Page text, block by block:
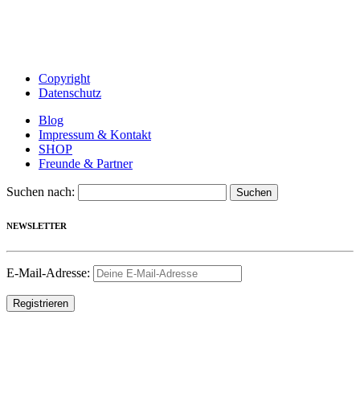
Copyright
Datenschutz
Blog
Impressum & Kontakt
SHOP
Freunde & Partner
Suchen nach:
NEWSLETTER
E-Mail-Adresse: